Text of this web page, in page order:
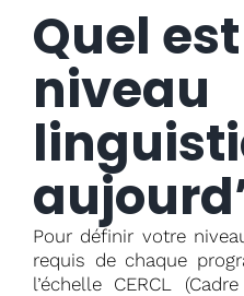
Quel
niveau
Pour définir votre
requis de chaque
l’échelle CERCL